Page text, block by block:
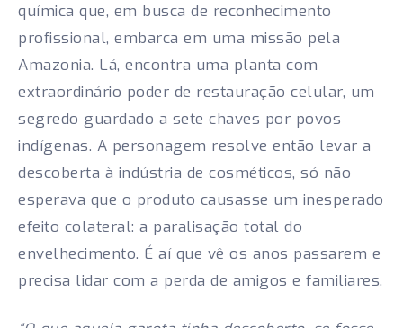
química que, em busca de reconhecimento
profissional, embarca em uma missão pela
Amazonia. Lá, encontra uma planta com
extraordinário poder de restauração celular, um
segredo guardado a sete chaves por povos
indígenas. A personagem resolve então levar a
descoberta à indústria de cosméticos, só não
esperava que o produto causasse um inesperado
efeito colateral: a paralisação total do
envelhecimento. É aí que vê os anos passarem e
precisa lidar com a perda de amigos e familiares.